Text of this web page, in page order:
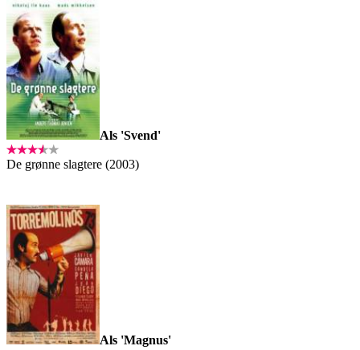
Als 'Svend'
De grønne slagtere (2003)
Als 'Magnus'